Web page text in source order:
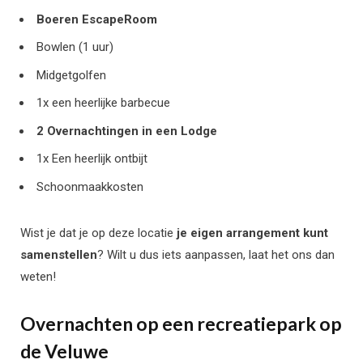
Boeren EscapeRoom
Bowlen (1 uur)
Midgetgolfen
1x een heerlijke barbecue
2 Overnachtingen in een Lodge
1x Een heerlijk ontbijt
Schoonmaakkosten
Wist je dat je op deze locatie je eigen arrangement kunt
samenstellen? Wilt u dus iets aanpassen, laat het ons dan
weten!
Overnachten op een recreatiepark op
de Veluwe